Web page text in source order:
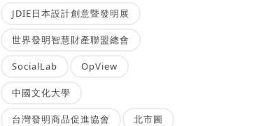
JDIE日本設計創意暨發明展
世界發明智慧財產聯盟總會
SocialLab OpView
中國文化大學
台灣發明商品促進協會 北市圖